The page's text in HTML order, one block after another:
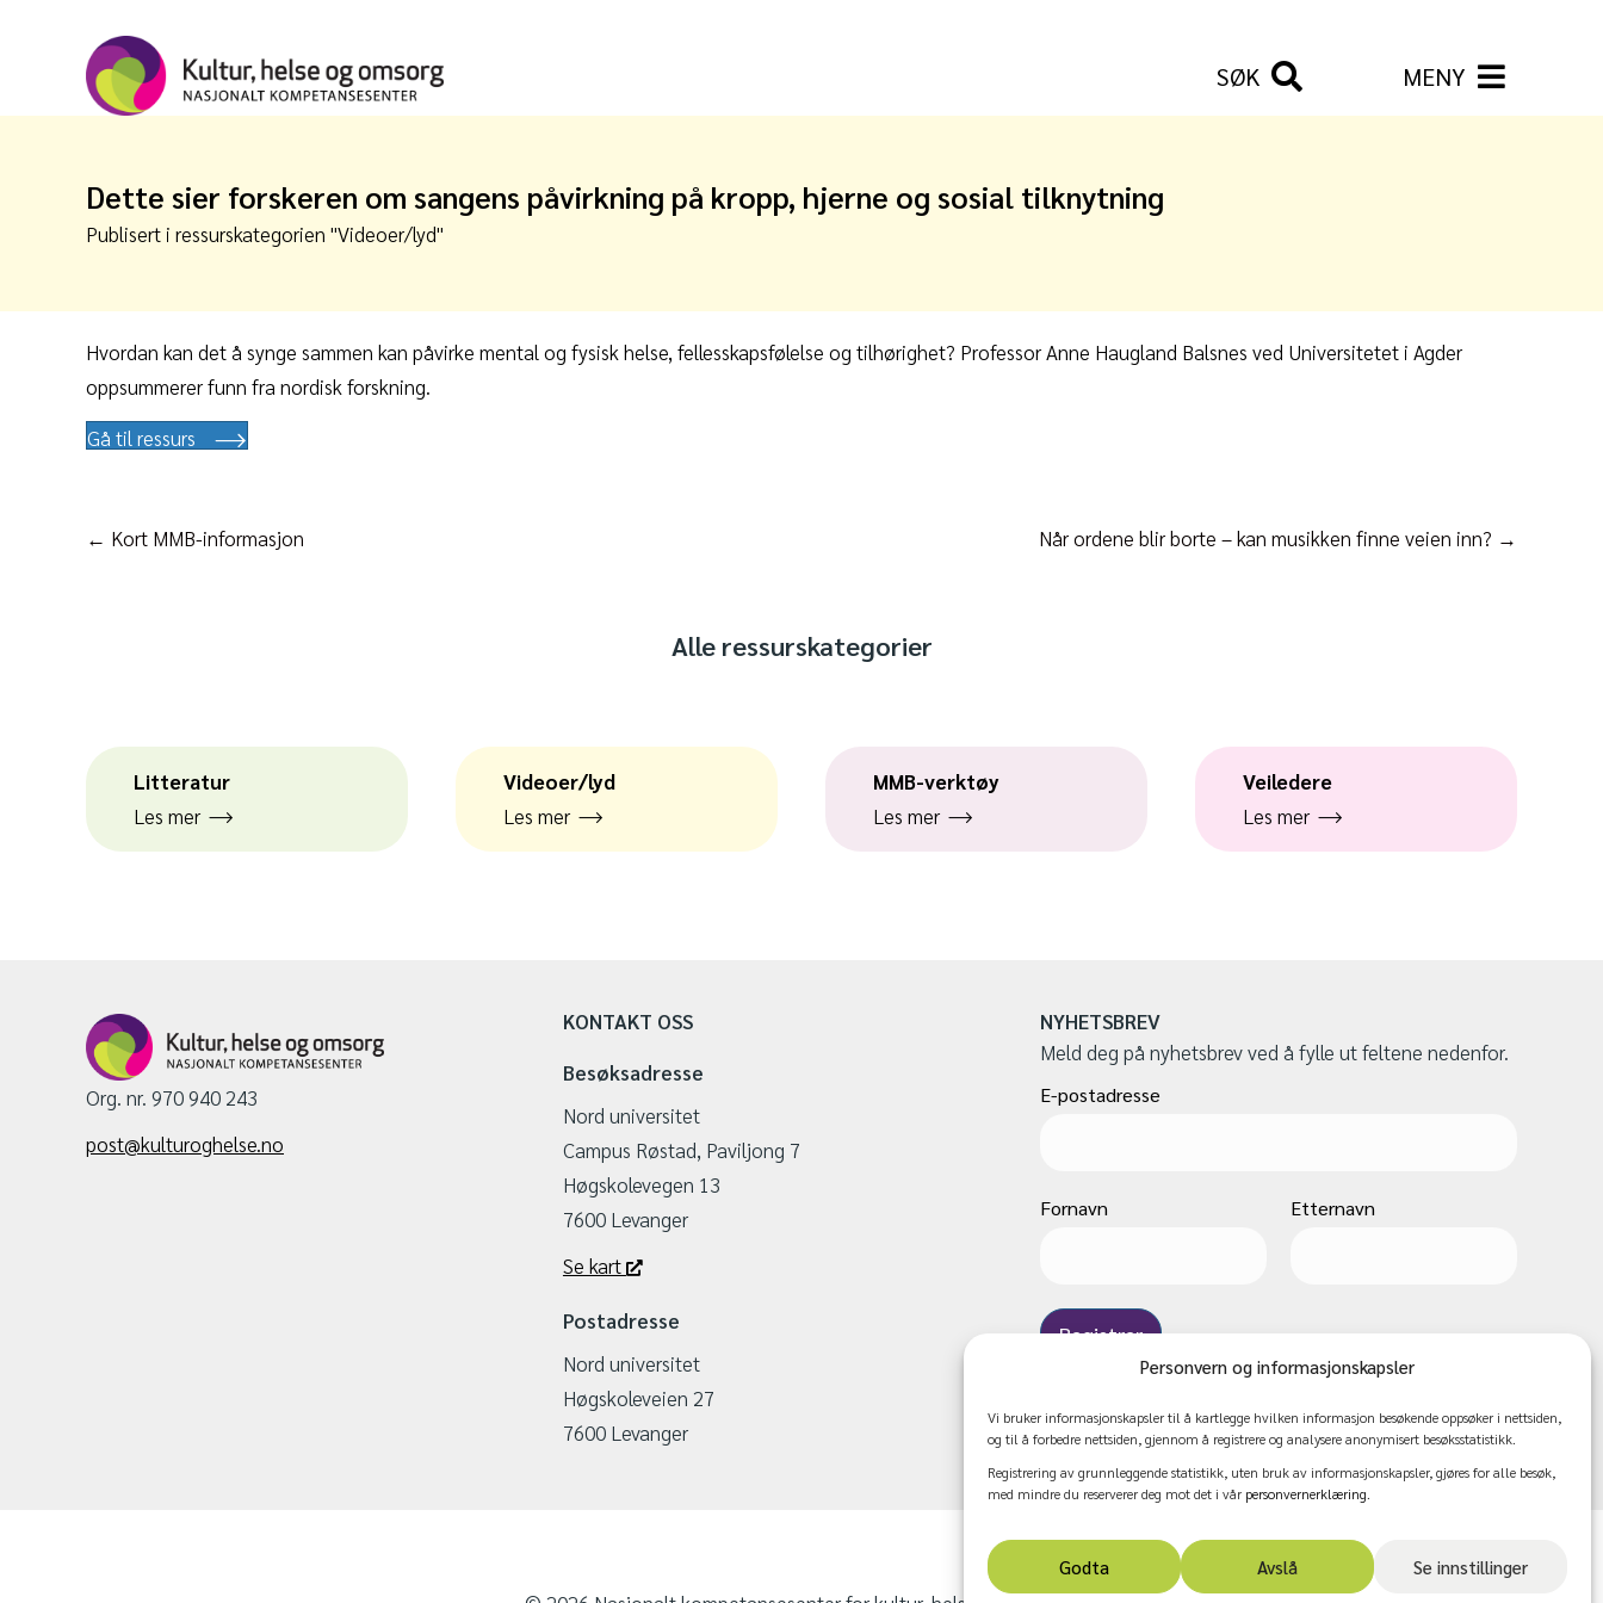
Personvern og informasjonskapsler
Vi bruker informasjonskapsler til å kartlegge hvilken informasjon besøkende oppsøker i nettsiden,
og til å forbedre nettsiden, gjennom å registrere og analysere anonymisert besøksstatistikk.
Registrering av grunnleggende statistikk, uten bruk av informasjonskapsler, gjøres for alle besøk,
med mindre du reserverer deg mot det i vår personvernerklæring
Godta Avslå Se innstillinger
SØK MENY
Dette sier forskeren om sangens påvirkning på kropp, hjerne og sosial tilknytning
Publisert i ressurskategorien "Videoer/lyd"
Hvordan kan det å synge sammen kan påvirke mental og fysisk helse, fellesskapsfølelse og tilhørighet? Professor Anne Haugland Balsnes ved Universitetet i Agder
oppsummerer funn fra nordisk forskning.
Gå til ressurs
Posts
← Kort MMB-informasjon Når ordene blir borte – kan musikken finne veien inn? →
Alle ressurskategorier
Litteratur
Les mer
Videoer/lyd
Les mer
MMB-verktøy
Les mer
Veiledere
Les mer
Org. nr. 970 940 243
post@kulturoghelse.no
KONTAKT OSS
Besøksadresse
Nord universitet
Campus Røstad, Paviljong 7
Høgskolevegen 13
7600 Levanger
Se kart
Postadresse
Nord universitet
Høgskoleveien 27
7600 Levanger
NYHETSBREV
Meld deg på nyhetsbrev ved å fylle ut feltene nedenfor.
E-postadresse
Fornavn Etternavn